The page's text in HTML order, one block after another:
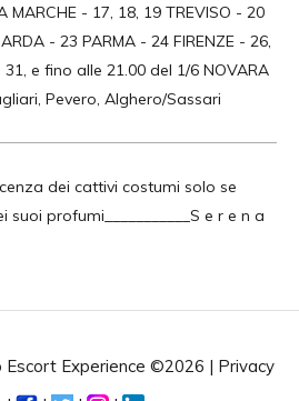
MARCHE - 17, 18, 19 TREVISO - 20
- 23 PARMA - 24 FIRENZE - 26,
31, e fino alle 21.00 del 1/6 NOVARA
Pevero, Alghero/Sassari
dei cattivi costumi solo se
profumi___________S e r e n a
Escort Experience ©2026 | Privacy